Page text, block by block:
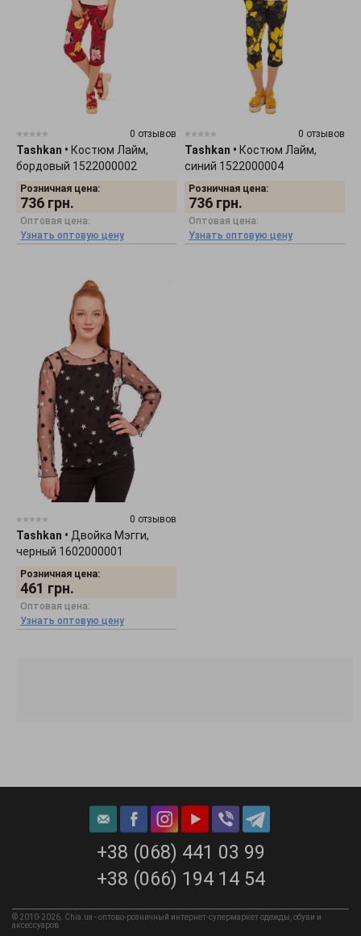
0 отзывов
Tashkan • Костюм Лайм,
бордовый 1522000002
Розничная цена:
736 грн.
Оптовая цена:
Узнать оптовую цену
0 отзывов
Tashkan • Костюм Лайм,
синий 1522000004
Розничная цена:
736 грн.
Оптовая цена:
Узнать оптовую цену
0 отзывов
Tashkan • Двойка Мэгги,
черный 1602000001
Розничная цена:
461 грн.
Оптовая цена:
Узнать оптовую цену
+38 (068) 441 03 99
+38 (066) 194 14 54
© 2010-2026. Chia.ua - оптово-розничный интернет-супермаркет одежды, обуви и
аксессуаров